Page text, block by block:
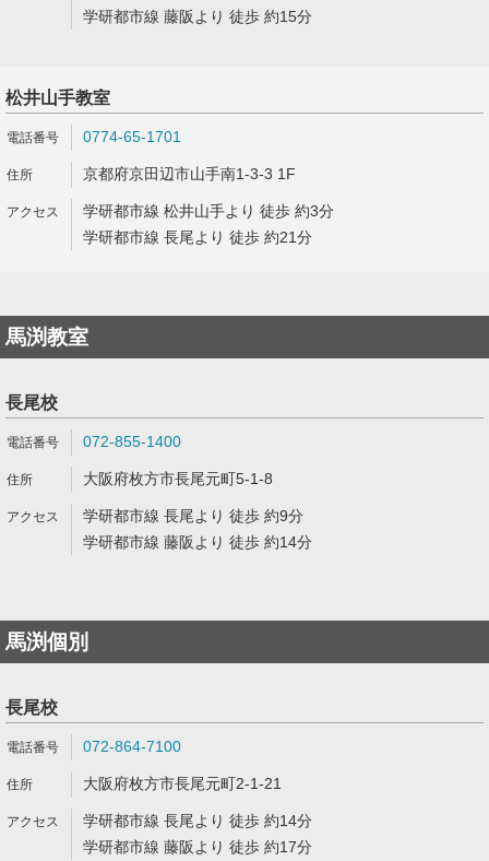
学研都市線 藤阪より 徒歩 約15分
松井山手教室
0774-65-1701
京都府京田辺市山手南1-3-3 1F
学研都市線 松井山手より 徒歩 約3分
学研都市線 長尾より 徒歩 約21分
馬渕教室
長尾校
072-855-1400
大阪府枚方市長尾元町5-1-8
学研都市線 長尾より 徒歩 約9分
学研都市線 藤阪より 徒歩 約14分
馬渕個別
長尾校
072-864-7100
大阪府枚方市長尾元町2-1-21
学研都市線 長尾より 徒歩 約14分
学研都市線 藤阪より 徒歩 約17分